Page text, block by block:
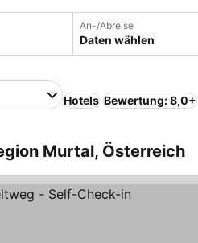
An-/Abreise
Daten wählen
Hotels Bewertung: 8,0+
Murtal, Österreich